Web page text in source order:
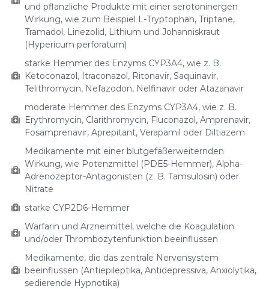
und pflanzliche Produkte mit einer serotoninergen
Wirkung, wie zum Beispiel L-Tryptophan, Triptane,
Tramadol, Linezolid, Lithium und Johanniskraut
(Hypericum perforatum)
starke Hemmer des Enzyms CYP3A4, wie z. B.
Ketoconazol, Itraconazol, Ritonavir, Saquinavir,
Telithromycin, Nefazodon, Nelfinavir oder Atazanavir
moderate Hemmer des Enzyms CYP3A4, wie z. B.
Erythromycin, Clarithromycin, Fluconazol, Amprenavir,
Fosamprenavir, Aprepitant, Verapamil oder Diltiazem
Medikamente mit einer blutgefäßerweiternden
Wirkung, wie Potenzmittel (PDE5-Hemmer), Alpha-
Adrenozeptor-Antagonisten (z. B. Tamsulosin) oder
Nitrate
starke CYP2D6-Hemmer
Warfarin und Arzneimittel, welche die Koagulation
und/oder Thrombozytenfunktion beeinflussen
Medikamente, die das zentrale Nervensystem
beeinflussen (Antiepileptika, Antidepressiva, Anxiolytika,
sedierende Hypnotika)